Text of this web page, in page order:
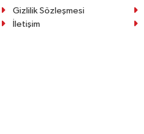
Gizlilik Sözleşmesi
İletişim